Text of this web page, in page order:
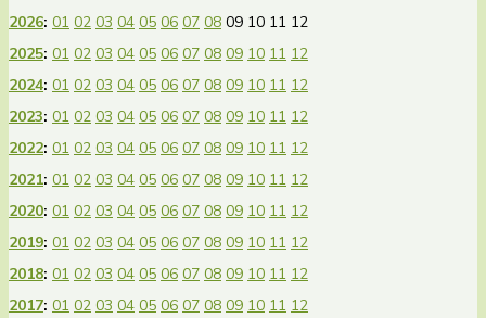
2026: 01 02 03 04 05 06 07 08 09 10 11 12
2025: 01 02 03 04 05 06 07 08 09 10 11 12
2024: 01 02 03 04 05 06 07 08 09 10 11 12
2023: 01 02 03 04 05 06 07 08 09 10 11 12
2022: 01 02 03 04 05 06 07 08 09 10 11 12
2021: 01 02 03 04 05 06 07 08 09 10 11 12
2020: 01 02 03 04 05 06 07 08 09 10 11 12
2019: 01 02 03 04 05 06 07 08 09 10 11 12
2018: 01 02 03 04 05 06 07 08 09 10 11 12
2017: 01 02 03 04 05 06 07 08 09 10 11 12